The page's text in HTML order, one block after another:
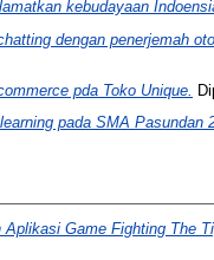
kebudayaan
dengan penerjemah
pda Toko Unique.
pada SMA Pasundan
Aplikasi Game Fighting The